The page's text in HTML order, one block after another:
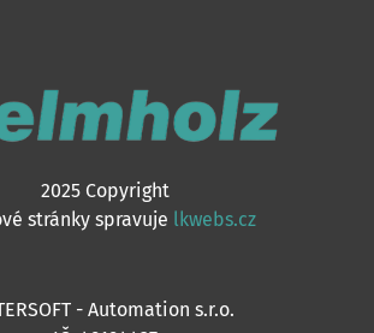
2025 Copyright
stránky spravuje lkwebs.cz
- Automation s.r.o.